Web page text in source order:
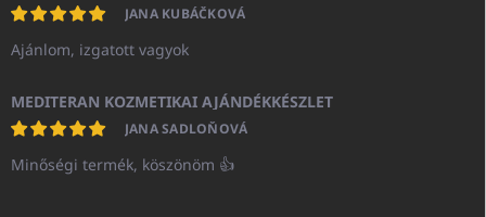
JANA KUBÁČKOVÁ
Ajánlom, izgatott vagyok
MEDITERAN KOZMETIKAI AJÁNDÉKKÉSZLET
JANA SADLOŇOVÁ
Minőségi termék, köszönöm 👍